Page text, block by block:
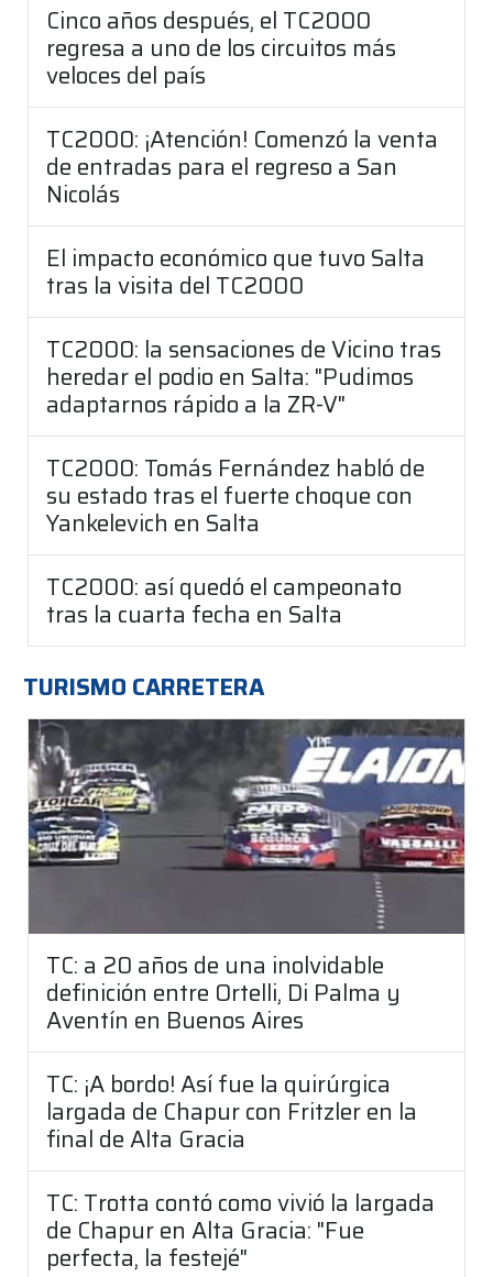
Cinco años después, el TC2000
regresa a uno de los circuitos más
veloces del país
TC2000: ¡Atención! Comenzó la venta
de entradas para el regreso a San
Nicolás
El impacto económico que tuvo Salta
tras la visita del TC2000
TC2000: la sensaciones de Vicino tras
heredar el podio en Salta: "Pudimos
adaptarnos rápido a la ZR-V"
TC2000: Tomás Fernández habló de
su estado tras el fuerte choque con
Yankelevich en Salta
TC2000: así quedó el campeonato
tras la cuarta fecha en Salta
TURISMO CARRETERA
TC: a 20 años de una inolvidable
definición entre Ortelli, Di Palma y
Aventín en Buenos Aires
TC: ¡A bordo! Así fue la quirúrgica
largada de Chapur con Fritzler en la
final de Alta Gracia
TC: Trotta contó como vivió la largada
de Chapur en Alta Gracia: "Fue
perfecta, la festejé"